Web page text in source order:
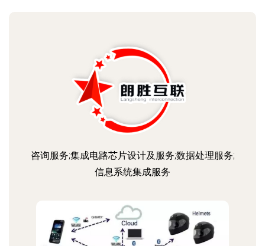
咨询服务;集成电路芯片设计及服务;数据处理服务;
信息系统集成服务